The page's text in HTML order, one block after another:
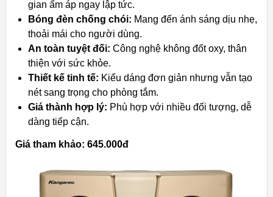
gian ấm áp ngay lập tức.
Bóng đèn chống chói: Mang đến ánh sáng dịu nhẹ,
thoải mái cho người dùng.
An toàn tuyệt đối: Công nghệ không đốt oxy, thân
thiện với sức khỏe.
Thiết kế tinh tế: Kiểu dáng đơn giản nhưng vẫn tạo
nét sang trọng cho phòng tắm.
Giá thành hợp lý: Phù hợp với nhiều đối tượng, dễ
dàng tiếp cận.
Giá tham khảo: 645.000đ